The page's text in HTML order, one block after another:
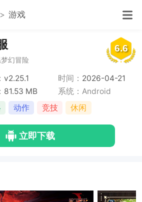
游戏
6.6
幻冒险
v2.25.1 时间： 2026-04-21
81.53 MB
系统：Android
动作 竞技 休闲
立即下载